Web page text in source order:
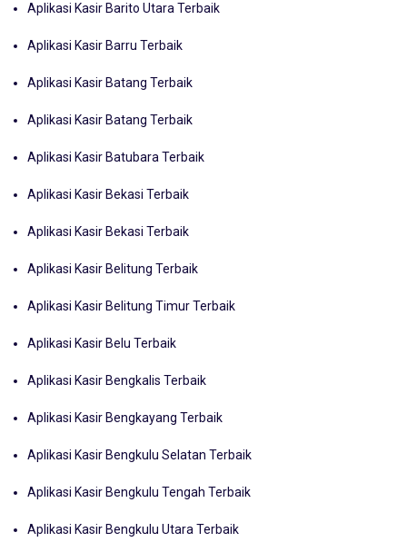
Aplikasi Kasir Barito Utara Terbaik
Aplikasi Kasir Barru Terbaik
Aplikasi Kasir Batang Terbaik
Aplikasi Kasir Batang Terbaik
Aplikasi Kasir Batubara Terbaik
Aplikasi Kasir Bekasi Terbaik
Aplikasi Kasir Bekasi Terbaik
Aplikasi Kasir Belitung Terbaik
Aplikasi Kasir Belitung Timur Terbaik
Aplikasi Kasir Belu Terbaik
Aplikasi Kasir Bengkalis Terbaik
Aplikasi Kasir Bengkayang Terbaik
Aplikasi Kasir Bengkulu Selatan Terbaik
Aplikasi Kasir Bengkulu Tengah Terbaik
Aplikasi Kasir Bengkulu Utara Terbaik